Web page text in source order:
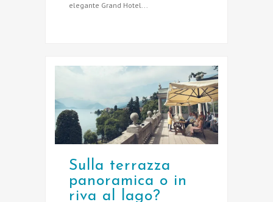
elegante Grand Hotel...
Sulla terrazza
panoramica o in
riva al lago?